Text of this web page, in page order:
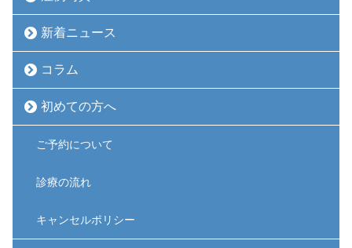
新着ニュース
コラム
初めての方へ
ご予約について
診療の流れ
キャンセルポリシー